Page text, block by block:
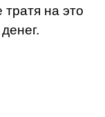
на это